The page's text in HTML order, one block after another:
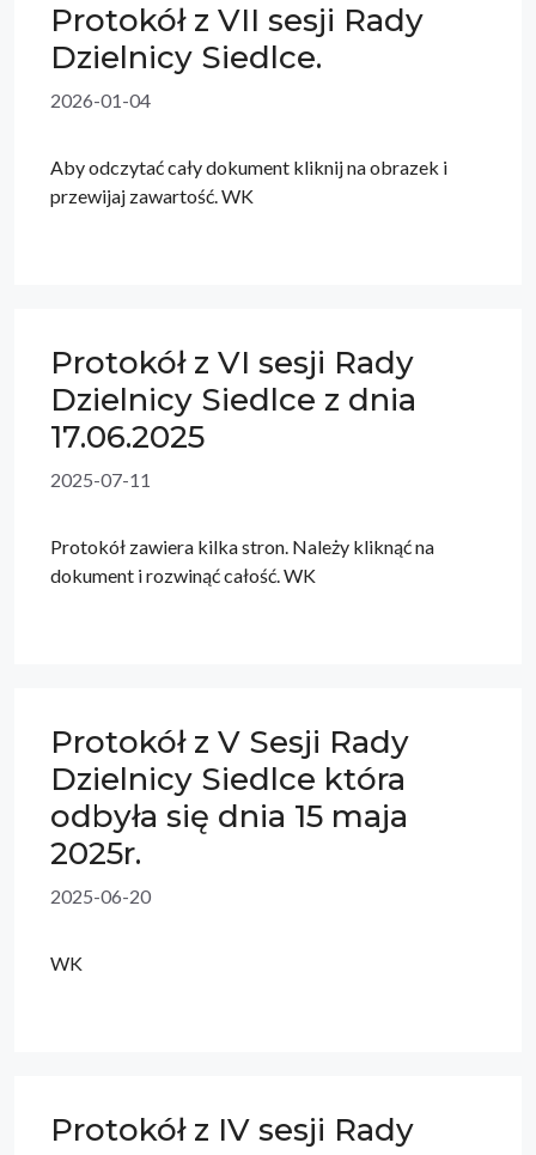
Protokół z VII sesji Rady
Dzielnicy Siedlce.
2026-01-04
Aby odczytać cały dokument kliknij na obrazek i
przewijaj zawartość. WK
Protokół z VI sesji Rady
Dzielnicy Siedlce z dnia
17.06.2025
2025-07-11
Protokół zawiera kilka stron. Należy kliknąć na
dokument i rozwinąć całość. WK
Protokół z V Sesji Rady
Dzielnicy Siedlce która
odbyła się dnia 15 maja
2025r.
2025-06-20
WK
Protokół z IV sesji Rady